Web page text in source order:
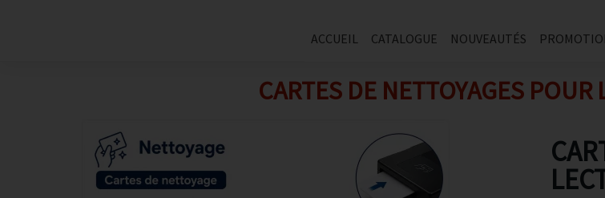
ACCUEIL CATALOGUE NOUVEAUTÉS
CARTES DE NETTOYAGES POUR